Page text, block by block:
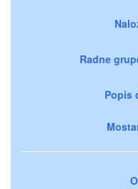
Radne
Popis